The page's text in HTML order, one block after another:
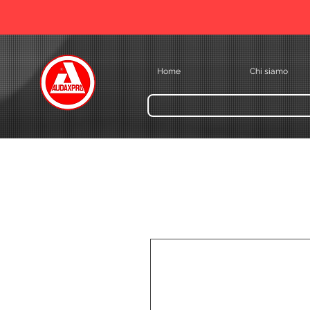
Home Chi siamo